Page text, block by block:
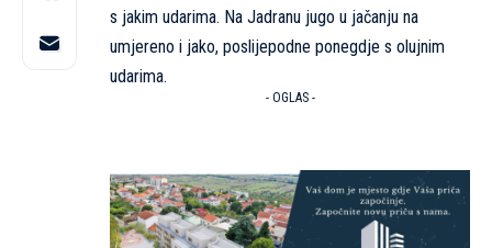
s jakim udarima. Na Jadranu jugo u jačanju na
umjereno i jako, poslijepodne ponegdje s olujnim
udarima.
- OGLAS -